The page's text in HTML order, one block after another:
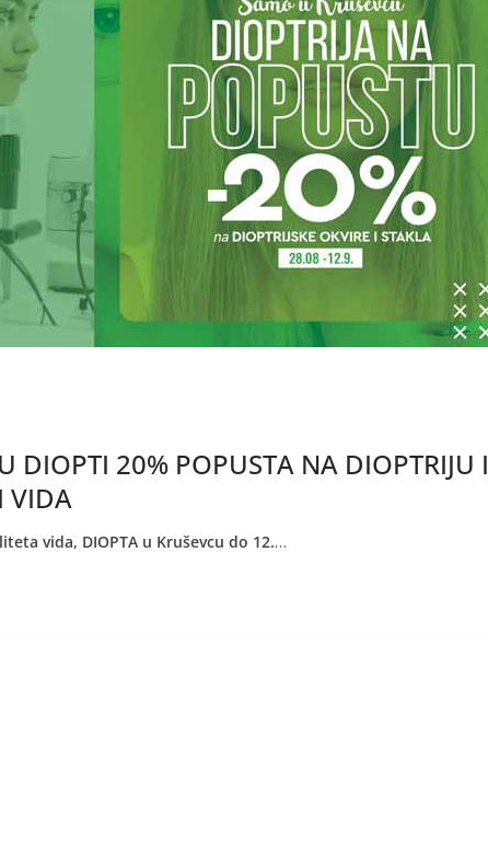
DIOPTI 20% POPUSTA NA DIOPTRIJU I
VIDA
vida, DIOPTA u Kruševcu do 12.…